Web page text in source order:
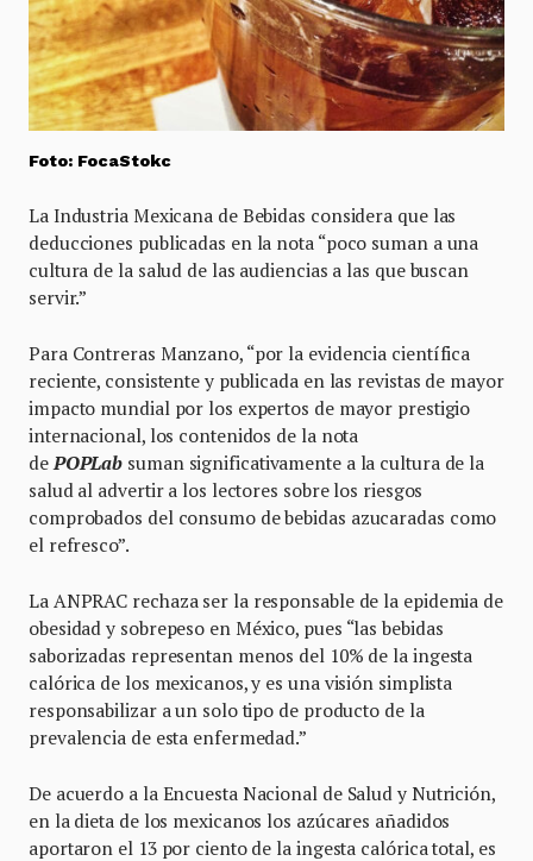
Foto: FocaStokc
La Industria Mexicana de Bebidas considera que las
deducciones publicadas en la nota “poco suman a una
cultura de la salud de las audiencias a las que buscan
servir.”
Para Contreras Manzano, “por la evidencia científica
reciente, consistente y publicada en las revistas de mayor
impacto mundial por los expertos de mayor prestigio
internacional, los contenidos de la nota
dePOPLab suman significativamente a la cultura de la
salud al advertir a los lectores sobre los riesgos
comprobados del consumo de bebidas azucaradas como
el refresco”.
La ANPRAC rechaza ser la responsable de la epidemia de
obesidad y sobrepeso en México, pues “las bebidas
saborizadas representan menos del 10% de la ingesta
calórica de los mexicanos, y es una visión simplista
responsabilizar a un solo tipo de producto de la
prevalencia de esta enfermedad.”
De acuerdo a la Encuesta Nacional de Salud y Nutrición,
en la dieta de los mexicanos los azúcares añadidos
aportaron el 13 por ciento de la ingesta calórica total, es